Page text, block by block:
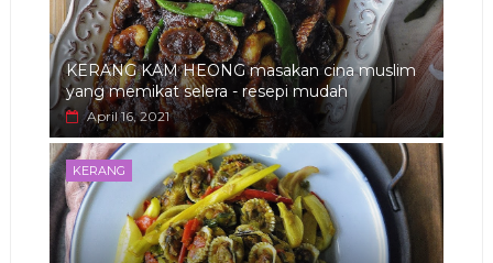
KERANG KAM HEONG masakan cina muslim
yang memikat selera - resepi mudah
April 16, 2021
KERANG